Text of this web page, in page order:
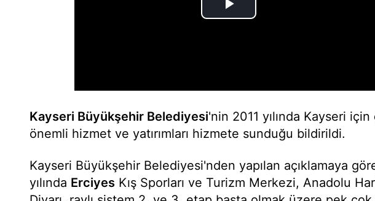
Kayseri Büyükşehir Belediyesi'nin 2011 yılında Kayseri için
önemli hizmet ve yatırımları hizmete sunduğu bildirildi.
Kayseri Büyükşehir Belediyesi'nden yapılan açıklamaya
yılında Erciyes Kış Sporları ve Turizm Merkezi, Anadolu